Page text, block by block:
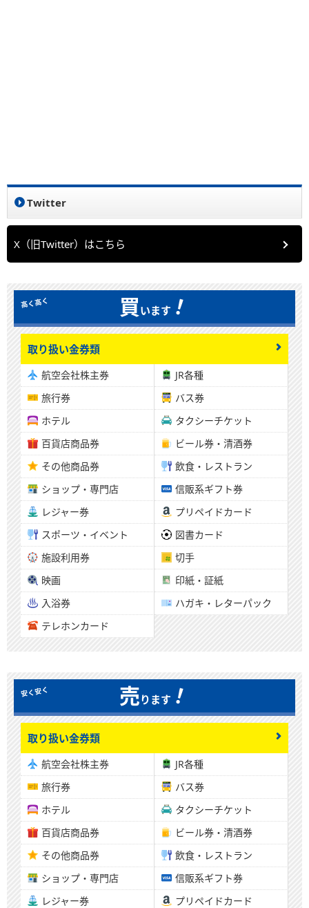
Twitter
X（旧Twitter）はこちら
買 います！
取り扱い金券類
航空会社株主券
JR各種
旅行券
バス券
ホテル
タクシーチケット
百貨店商品券
ビール券・清酒券
その他商品券
飲食・レストラン
ショップ・専門店
信販系ギフト券
レジャー券
プリペイドカード
スポーツ・イベント
図書カード
施設利用券
切手
映画
印紙・証紙
入浴券
ハガキ・レターパック
テレホンカード
売ります！
取り扱い金券類
航空会社株主券
JR各種
旅行券
バス券
ホテル
タクシーチケット
百貨店商品券
ビール券・清酒券
その他商品券
飲食・レストラン
ショップ・専門店
信販系ギフト券
レジャー券
プリペイドカード